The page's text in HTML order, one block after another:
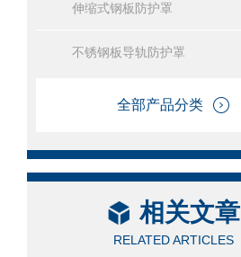
伸缩式钢板防护罩
不锈钢板导轨防护罩
全部产品分类
相关文章
RELATED ARTICLES